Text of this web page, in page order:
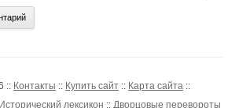
:: Контакты :: Купить сайт :: Карта сайта ::
Исторический лексикон :: Дворцовые перевороты